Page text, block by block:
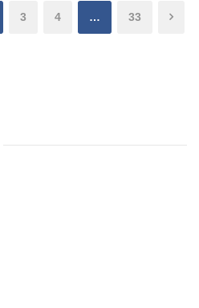
3 4 … 33